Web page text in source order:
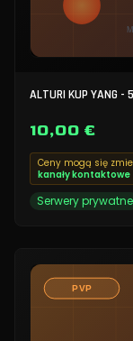
ALTURI KUP YANG -
10,00 €
Ceny mogą się
kanały kontaktowe
Serwery prywatne